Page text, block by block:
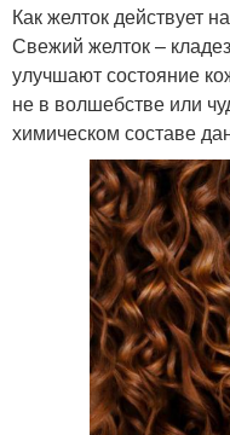
Как желток действует
Свежий желток –
улучшают состояние
не в волшебстве или
химическом составе